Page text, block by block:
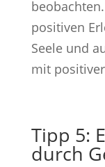
positiven
Seele und
mit
Tipp 5:
durch